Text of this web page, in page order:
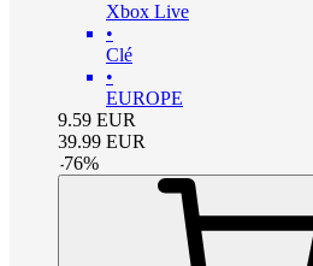
Xbox Live
•
Clé
•
EUROPE
9.59 EUR
39.99 EUR
-76%